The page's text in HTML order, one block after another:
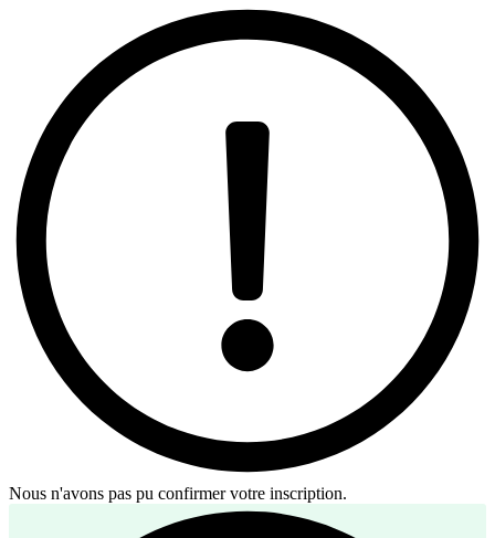
Nous n'avons pas pu confirmer votre inscription.